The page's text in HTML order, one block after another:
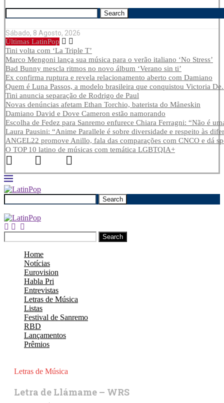
Search
Sábado, 8 Agosto, 2026
Últimas LatinPop
Tini volta com ‘La Triple T’
Marco Mengoni lança sua música para o verão italiano ‘No Stress’
Bad Bunny mescla ritmos no novo álbum ‘Verano sin ti’
Ex confirma ruptura e revela relacionamento aberto com Damiano
Quem é Luna Passos, a modelo brasileira que conquistou Victoria
Tini anuncia separação de Rodrigo de Paul
Novas denúncias afetam Ethan Torchio, baterista do Måneskin
Damiano David e Dove Cameron estão namorando
Escolha de Fedez para Sanremo enfurece Chiara Ferragni: “Não é
Laura Pausini: “Anime Parallele é sobre diversidade e respeito às
ANGEL22 promove Anillo, fala das comparações com CNCO e dá
O TOP 10 latino de músicas com temática LGBTQIA+
Search
Search
Home
Notícias
Eurovision
Habla Pri
Entrevistas
Letras de Música
Listas
Festival de Sanremo
RBD
Lançamentos
Prêmios
Letras de Música
Letra de Llámame – WRS